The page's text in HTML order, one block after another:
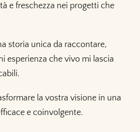
e freschezza nei progetti che
storia unica da raccontare,
esperienza che vivo mi lascia
la vostra visione in una
e coinvolgente.